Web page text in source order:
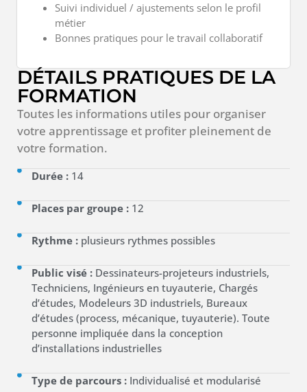
Suivi individuel / ajustements selon le profil
métier
Bonnes pratiques pour le travail collaboratif
DÉTAILS PRATIQUES DE LA
FORMATION
Toutes les informations utiles pour organiser
votre apprentissage et profiter pleinement de
votre formation.
Durée : 14
Places par groupe : 12
Rythme : plusieurs rythmes possibles
Public visé : Dessinateurs-projeteurs industriels,
Techniciens, Ingénieurs en tuyauterie, Chargés
d’études, Modeleurs 3D industriels, Bureaux
d’études (process, mécanique, tuyauterie). Toute
personne impliquée dans la conception
d’installations industrielles
Type de parcours : Individualisé et modularisé